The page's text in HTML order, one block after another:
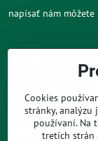
napísať nám
O NÁKUPE
PRE
Cookies
stránky,
používaní. Na
tretích strán